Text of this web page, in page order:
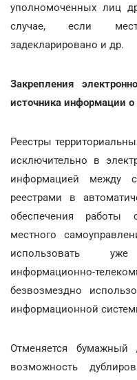
уполномоченных лиц
случае, если
задекларировано и др.
Закрепления
источника информации
Реестры
исключительно в
информацией между
реестрами в
обеспечения работы
местного
использовать
информационно-
безвозмездно
информационной
Отменяется бумажный
возможность